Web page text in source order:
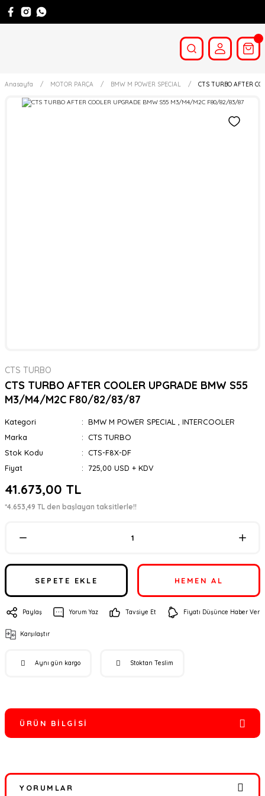
Anasayfa MOTOR PARÇA BMW M POWER SPECIAL CTS TURBO AFTER
CTS TURBO
CTS TURBO AFTER COOLER UPGRADE BMW S55
M3/M4/M2C F80/82/83/87
Kategori BMW M POWER SPECIAL
INTERCOOLER
Marka
CTS TURBO
Stok Kodu
CTS-F8X-DF
Fiyat
725,00 USD + KDV
41.673,00 TL
*4.653,49 TL den başlayan taksitlerle!!
SEPETE EKLE HEMEN AL
Paylaş Yorum Yaz Tavsiye Et Fiyatı Düşünce Haber Ver
Karşılaştır
Aynı gün kargo Stoktan Teslim
ÜRÜN BILGISI
YORUMLAR